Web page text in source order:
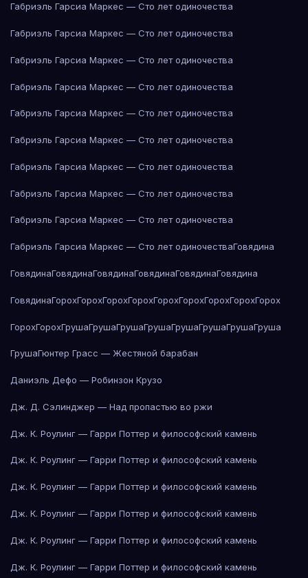
Габриэль Гарсиа Маркес — Сто лет одиночества
Габриэль Гарсиа Маркес — Сто лет одиночества
Габриэль Гарсиа Маркес — Сто лет одиночества
Габриэль Гарсиа Маркес — Сто лет одиночества
Габриэль Гарсиа Маркес — Сто лет одиночества
Габриэль Гарсиа Маркес — Сто лет одиночества
Габриэль Гарсиа Маркес — Сто лет одиночества
Габриэль Гарсиа Маркес — Сто лет одиночества
Габриэль Гарсиа Маркес — Сто лет одиночества
Габриэль Гарсиа Маркес — Сто лет одиночестваГовядина
ГовядинаГовядинаГовядинаГовядинаГовядинаГовядина
ГовядинаГорохГорохГорохГорохГорохГорохГорохГорохГорох
ГорохГорохГрушаГрушаГрушаГрушаГрушаГрушаГрушаГруша
ГрушаГюнтер Грасс — Жестяной барабан
Даниэль Дефо — Робинзон Крузо
Дж. Д. Сэлинджер — Над пропастью во ржи
Дж. К. Роулинг — Гарри Поттер и философский камень
Дж. К. Роулинг — Гарри Поттер и философский камень
Дж. К. Роулинг — Гарри Поттер и философский камень
Дж. К. Роулинг — Гарри Поттер и философский камень
Дж. К. Роулинг — Гарри Поттер и философский камень
Дж. К. Роулинг — Гарри Поттер и философский камень